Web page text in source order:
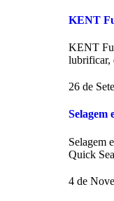
KENT
KENT
lubrificar,
26 de
Selagem
Selagem
Quick
4 de